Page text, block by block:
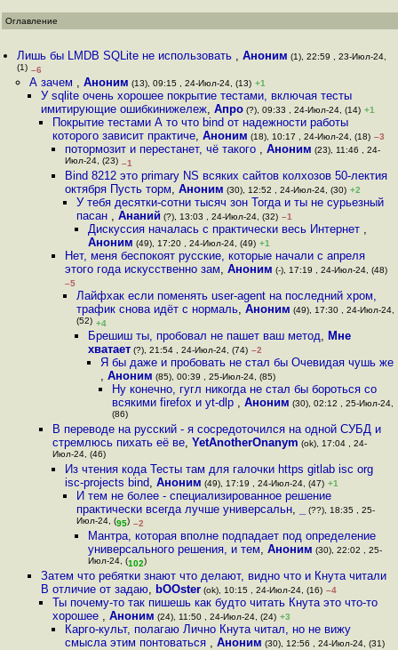
Оглавление
Лишь бы LMDB SQLite не использовать ,Аноним (1), 22:59 , 23-Июл-24,
(1) –6
А зачем , Аноним (13), 09:15 , 24-Июл-24, (13) +1
У sqlite очень хорошее покрытие тестами, включая тесты
имитирующие ошибкинижележ, Апро(?), 09:33 , 24-Июл-24, (14) +1
Покрытие тестами А то что bind от надежности работы
которого зависит практиче,Аноним (18), 10:17 , 24-Июл-24, (18) –3
потормозит и перестанет, чё такого , Аноним (23), 11:46 , 24-
Июл-24, (23) –1
Bind 8212 это primary NS всяких сайтов колхозов 50-лектия
октября Пусть торм, Аноним (30), 12:52 , 24-Июл-24, (30) +2
У тебя десятки-сотни тысяч зон Тогда и ты не сурьезный
пасан , Ананий (?), 13:03 , 24-Июл-24, (32) –1
Дискуссия началась с практически весь Интернет ,
Аноним (49), 17:20 , 24-Июл-24, (49) +1
Нет, меня беспокоят русские, которые начали с апреля
этого года искусственно зам, Аноним (-), 17:19 , 24-Июл-24, (48)
–5
Лайфхак если поменять user-agent на последний хром,
трафик снова идёт с нормаль, Аноним (49), 17:30 , 24-Июл-24,
(52) +4
Брешиш ты, пробовал не пашет ваш метод, Мне
хватает (?), 21:54 , 24-Июл-24, (74) –2
Я бы даже и пробовать не стал бы Очевидая чушь же
, Аноним (85), 00:39 , 25-Июл-24, (85)
Ну конечно, гугл никогда не стал бы бороться со
всякими firefox и yt-dlp , Аноним (30), 02:12 , 25-Июл-24,
(86)
В переводе на русский - я сосредоточился на одной СУБД и
стремлюсь пихать её ве,YetAnotherOnanym (ok), 17:04 , 24-
Июл-24, (46)
Из чтения кода Тесты там для галочки https gitlab isc org
isc-projects bind, Аноним (49), 17:19 , 24-Июл-24, (47) +1
И тем не более - специализированное решение
практически всегда лучше универсальн, (??), 18:35 , 25-
Июл-24, (95) –2
Мантра, которая вполне подпадает под определение
универсального решения, и тем,Аноним (30), 22:02 , 25-
Июл-24, (102)
Затем что ребятки знают что делают, видно что и Кнута читали
В отличие от задаю, bOOster(ok), 10:15 , 24-Июл-24, (16) –4
Ты почему-то так пишешь как будто читать Кнута это что-то
хорошее ,Аноним (24), 11:50 , 24-Июл-24, (24) +3
Карго-культ, полагаю Лично Кнута читал, но не вижу
смысла этим понтоваться , Аноним (30), 12:56 , 24-Июл-24, (31)